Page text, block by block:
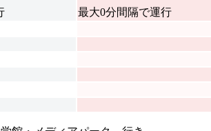
最大0分間隔で運行